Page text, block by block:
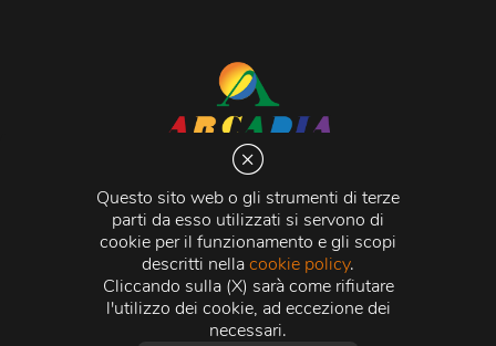
Questo sito web o gli strumenti di terze
parti da esso utilizzati si servono di
cookie per il funzionamento e gli scopi
descritti nellacookie policy.
Cliccando sulla (X) sarà come rifiutare
l'utilizzo dei cookie, ad eccezione dei
necessari.
Via Martiri della Libertà 20066 Melzo (MI)
C.C.I.A.A. - R.E.A di Milano n. 1427910
Registro delle Imprese di Milano n. 338392 -
Fiscale e Partita Iva11015840157 | Capitale Sociale
500.000,00 i.v.
Credits:Crea Informatica S.r.l. 2026 © Tutti i diritti
riservati.